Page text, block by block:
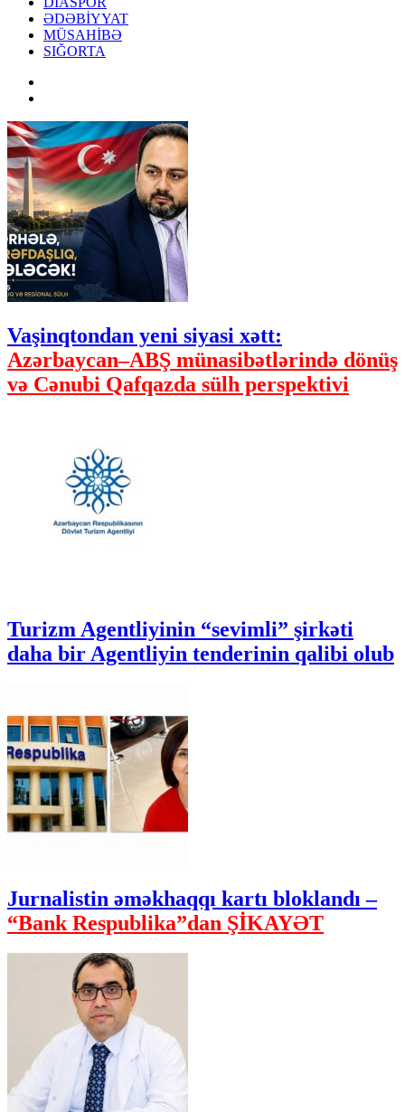
ƏDƏBİYYAT
MÜSAHİBƏ
SIĞORTA
Vaşinqtondan yeni siyasi xətt:
Azərbaycan–ABŞ münasibətlərində dönüş
və Cənubi Qafqazda sülh perspektivi
Turizm Agentliyinin “sevimli” şirkəti
daha bir Agentliyin tenderinin qalibi olub
Jurnalistin əməkhaqqı kartı bloklandı –
“Bank Respublika”dan ŞİKAYƏT